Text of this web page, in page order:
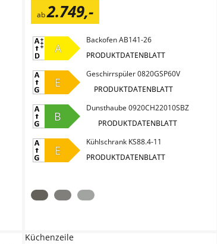
ab2.749,-
A
Backofen AB141-26
PRODUKTDATENBLATT
E
Geschirrspüler 0820GSP60V
PRODUKTDATENBLATT
B
Dunsthaube 0920CH22010SBZ
PRODUKTDATENBLATT
E
Kühlschrank KS88.4-11
PRODUKTDATENBLATT
Küchenzeile